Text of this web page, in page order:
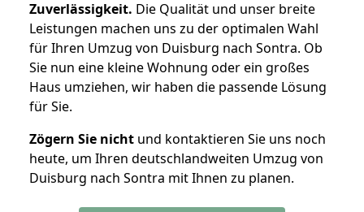
Zuverlässigkeit. Die Qualität und unser breite
Leistungen machen uns zu der optimalen Wahl
für Ihren Umzug von Duisburg nach Sontra. Ob
Sie nun eine kleine Wohnung oder ein großes
Haus umziehen, wir haben die passende Lösung
für Sie.
Zögern Sie nicht und kontaktieren Sie uns noch
heute, um Ihren deutschlandweiten Umzug von
Duisburg nach Sontra mit Ihnen zu planen.